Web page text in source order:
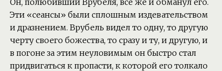
Эти «сеансы» были сплошным издевательством
и дразнением. Врубель видел то одну, то другую
черту своего божества, то сразу и ту, и другую, и
в погоне за этим неуловимым он быстро стал
придвигаться к пропасти, к которой его толкало